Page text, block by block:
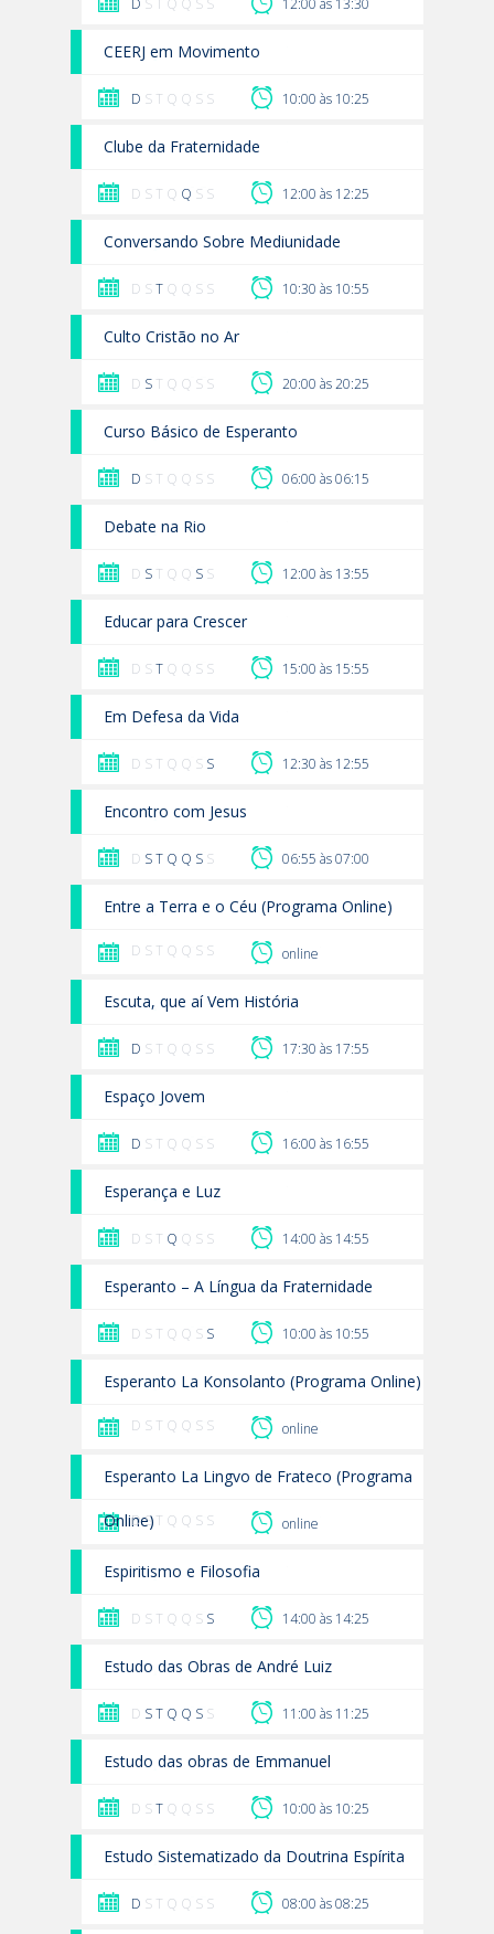
D S T Q Q S S 12:00 às 13:30
CEERJ em Movimento
D S T Q Q S S 10:00 às 10:25
Clube da Fraternidade
D S T Q Q S S 12:00 às 12:25
Conversando Sobre Mediunidade
D ST Q Q S S 10:30 às 10:55
Culto Cristão no Ar
D S T Q Q S S 20:00 às 20:25
Curso Básico de Esperanto
D S T Q Q S S 06:00 às 06:15
Debate na Rio
D S T Q Q S S 12:00 às 13:55
Educar para Crescer
D ST Q Q S S 15:00 às 15:55
Em Defesa da Vida
D S T Q Q S S 12:30 às 12:55
Encontro com Jesus
D ST Q Q S S 06:55 às 07:00
Entre a Terra e o Céu (Programa Online)
D S T Q Q S S online
Escuta, que aí Vem História
D S T Q Q S S 17:30 às 17:55
Espaço Jovem
D S T Q Q S S 16:00 às 16:55
Esperança e Luz
D S T Q Q S S 14:00 às 14:55
Esperanto – A Língua da Fraternidade
D S T Q Q S S 10:00 às 10:55
Esperanto La Konsolanto (Programa Online)
D S T Q Q S S online
Esperanto La Lingvo de Frateco (Programa
Online)D S T Q Q S S online
Espiritismo e Filosofia
D S T Q Q S S 14:00 às 14:25
Estudo das Obras de André Luiz
D ST Q Q S S 11:00 às 11:25
Estudo das obras de Emmanuel
D ST Q Q S S 10:00 às 10:25
Estudo Sistematizado da Doutrina Espírita
D S T Q Q S S 08:00 às 08:25